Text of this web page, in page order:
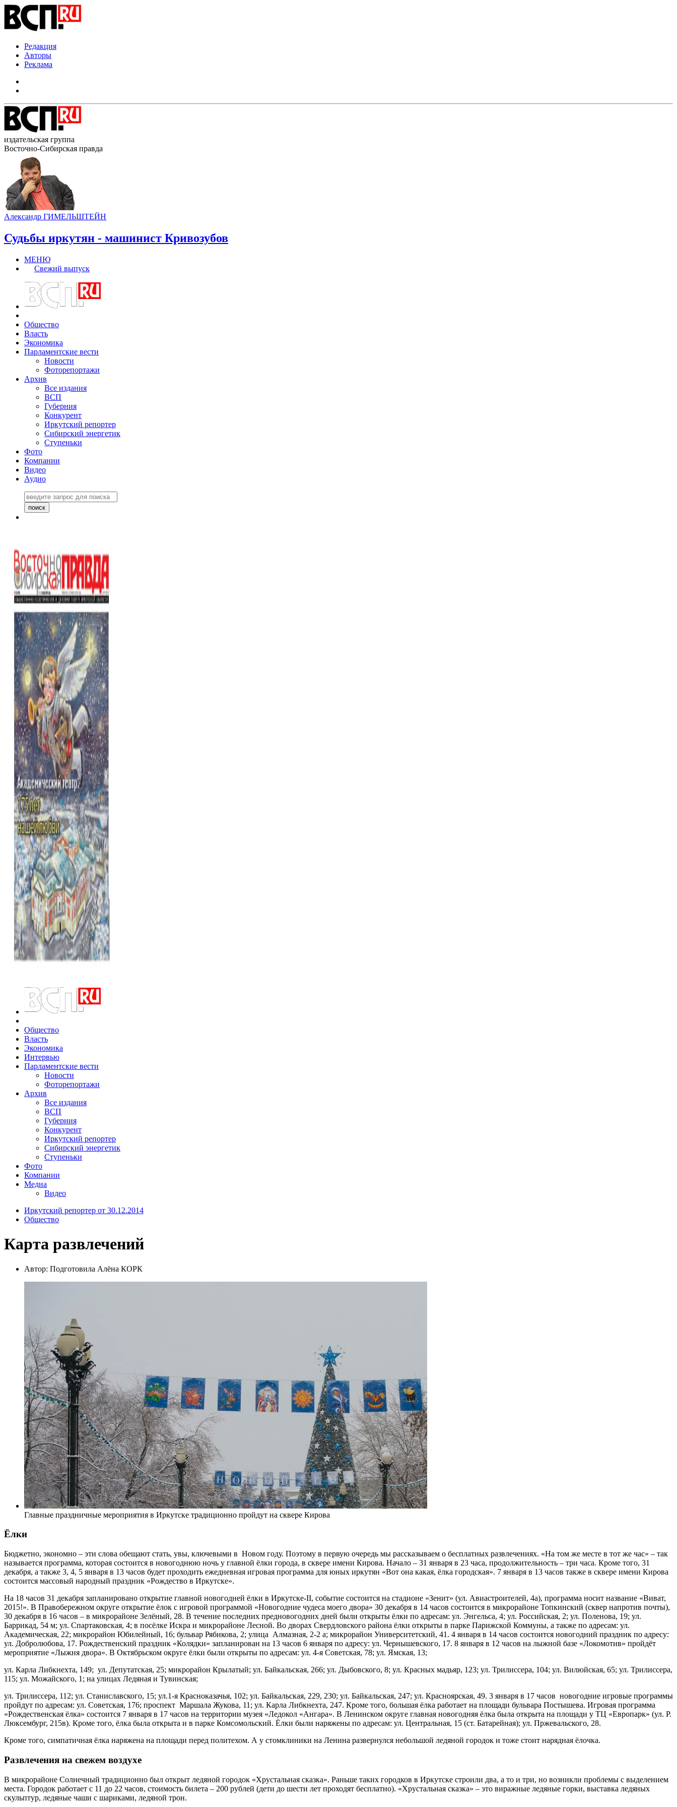
Редакция
Авторы
Реклама
издательская группа
Восточно-Сибирская правда
Александр ГИМЕЛЬШТЕЙН
Судьбы иркутян - машинист Кривозубов
МЕНЮ
Свежий выпуск
Общество
Власть
Экономика
Парламентские вести
Новости
Фоторепортажи
Архив
Все издания
ВСП
Губерния
Конкурент
Иркутский репортер
Сибирский энергетик
Ступеньки
Фото
Компании
Видео
Аудио
Общество
Власть
Экономика
Интервью
Парламентские вести
Новости
Фоторепортажи
Архив
Все издания
ВСП
Губерния
Конкурент
Иркутский репортер
Сибирский энергетик
Ступеньки
Фото
Компании
Медиа
Видео
Иркутский репортер от 30.12.2014
Общество
Карта развлечений
Автор: Подготовила Алёна КОРК
Главные праздничные мероприятия в Иркутске традиционно пройдут на сквере Кирова
Ёлки
Бюджетно, экономно – эти слова обещают стать, увы, ключевыми в Новом году. Поэтому в первую очередь мы рассказываем о бесплатных развлечениях. «На том же месте в тот же час» – так
называется программа, которая состоится в новогоднюю ночь у главной ёлки города, в сквере имени Кирова. Начало – 31 января в 23 часа, продолжительность – три часа. Кроме того, 31
декабря, а также 3, 4, 5 января в 13 часов будет проходить ежедневная игровая программа для юных иркутян «Вот она какая, ёлка городская». 7 января в 13 часов также в сквере имени Кирова
состоится массовый народный праздник «Рождество в Иркутске».
На 18 часов 31 декабря запланировано открытие главной новогодней ёлки в Иркутске-II, событие состоится на стадионе «Зенит» (ул. Авиастроителей, 4а), программа носит название «Виват,
2015!». В Правобережном округе открытие ёлок с игровой программой «Новогодние чудеса моего двора» 30 декабря в 14 часов состоится в микрорайоне Топкинский (сквер напротив почты),
30 декабря в 16 часов – в микрорайоне Зелёный, 28. В течение последних предновогодних дней были открыты ёлки по адресам: ул. Энгельса, 4; ул. Российская, 2; ул. Поленова, 19; ул.
Баррикад, 54 м; ул. Спартаковская, 4; в посёлке Искра и микрорайоне Лесной. Во дворах Свердловского района ёлки открыты в парке Парижской Коммуны, а также по адресам: ул.
Академическая, 22; микрорайон Юбилейный, 16; бульвар Рябикова, 2; улица Алмазная, 2-2 а; микрорайон Университетский, 41. 4 января в 14 часов состоится новогодний праздник по адресу:
ул. Добролюбова, 17. Рождественский праздник «Колядки» запланирован на 13 часов 6 января по адресу: ул. Чернышевского, 17. 8 января в 12 часов на лыжной базе «Локомотив» пройдёт
мероприятие «Лыжня двора». В Октябрьском округе ёлки были открыты по адресам: ул. 4-я Советская, 78; ул. Ямская, 13;
ул. Карла Либкнехта, 149; ул. Депутатская, 25; микрорайон Крылатый; ул. Байкальская, 266; ул. Дыбовского, 8; ул. Красных мадьяр, 123; ул. Трилиссера, 104; ул. Вилюйская, 65; ул. Трилиссера,
115; ул. Можайского, 1; на улицах Ледяная и Тувинская;
ул. Трилиссера, 112; ул. Станиславского, 15; ул.1-я Красноказачья, 102; ул. Байкальская, 229, 230; ул. Байкальская, 247; ул. Красноярская, 49. 3 января в 17 часов новогодние игровые программы
пройдут по адресам: ул. Советская, 176; проспект Маршала Жукова, 11; ул. Карла Либкнехта, 247. Кроме того, большая ёлка работает на площади бульвара Постышева. Игровая программа
«Рождественская ёлка» состоится 7 января в 17 часов на территории музея «Ледокол «Ангара». В Ленинском округе главная новогодняя ёлка была открыта на площади у ТЦ «Европарк» (ул. Р.
Люксембург, 215в). Кроме того, ёлка была открыта и в парке Комсомольский. Ёлки были наряжены по адресам: ул. Центральная, 15 (ст. Батарейная); ул. Пржевальского, 28.
Кроме того, симпатичная ёлка наряжена на площади перед политехом. А у стомклиники на Ленина развернулся небольшой ледяной городок и тоже стоит нарядная ёлочка.
Развлечения на свежем воздухе
В микрорайоне Солнечный традиционно был открыт ледяной городок «Хрустальная сказка». Раньше таких городков в Иркутске строили два, а то и три, но возникли проблемы с выделением
места. Городок работает с 11 до 22 часов, стоимость билета – 200 рублей (дети до шести лет проходят бесплатно). «Хрустальная сказка» – это виражные ледяные горки, выставка ледяных
скульптур, ледяные чаши с шариками, ледяной трон.